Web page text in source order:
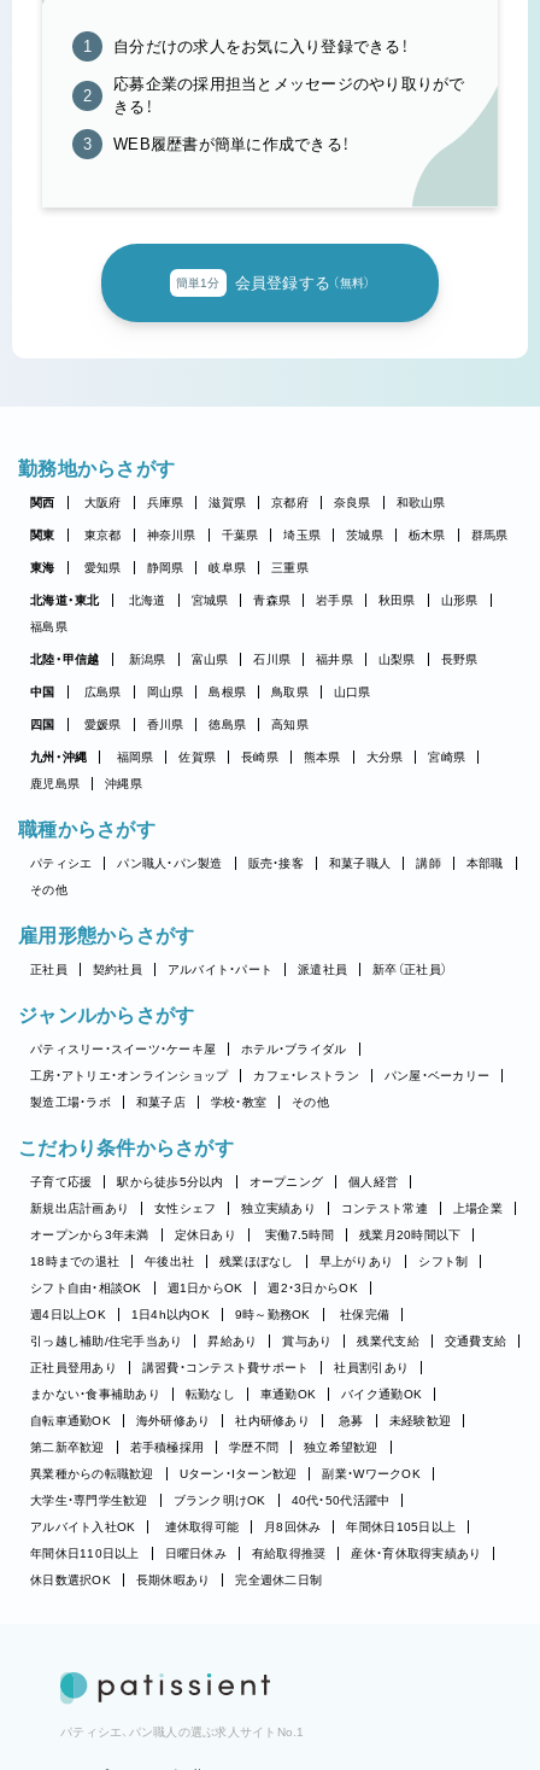
自分だけの求人をお気に入り登録できる！
応募企業の採用担当とメッセージのやり取りがで
きる！
WEB履歴書が簡単に作成できる！
簡単1分 会員登録する （無料）
勤務地からさがす
関西 大阪府 兵庫県 滋賀県 京都府 奈良県 和歌山県
関東 東京都 神奈川県 千葉県 埼玉県 茨城県 栃木県 群馬県
東海 愛知県 静岡県 岐阜県 三重県
北海道・東北 北海道 宮城県 青森県 岩手県 秋田県
山形県
福島県
北陸・甲信越 新潟県 富山県 石川県 福井県 山梨県 長野県
中国 広島県 岡山県 島根県 鳥取県 山口県
四国 愛媛県 香川県 徳島県 高知県
九州・沖縄 福岡県 佐賀県 長崎県 熊本県 大分県
宮崎県
鹿児島県
沖縄県
職種からさがす
パティシエ パン職人・パン製造 販売・接客 和菓子職人 講師
本部職
その他
雇用形態からさがす
正社員 契約社員 アルバイト・パート 派遣社員 新卒（正社員）
ジャンルからさがす
パティスリー・スイーツ・ケーキ屋
ホテル・ブライダル
工房・アトリエ・オンラインショップ
カフェ・レストラン
パン屋・ベーカリー
製造工場・ラボ
和菓子店 学校・教室 その他
こだわり条件からさがす
子育て応援 駅から徒歩5分以内 オープニング
個人経営
新規出店計画あり
女性シェフ 独立実績あり コンテスト常連
上場企業
オープンから3年未満
定休日あり 実働7.5時間
残業月20時間以下
18時までの退社
午後出社 残業ほぼなし 早上がりあり
シフト制
シフト自由・相談OK
週1日からOK
週2・3日からOK
週4日以上OK
1日4h以内OK 9時～勤務OK
社保完備
引っ越し補助/住宅手当あり
昇給あり 賞与あり 残業代支給
交通費支給
正社員登用あり
講習費・コンテスト費サポート
社員割引あり
まかない・食事補助あり
転勤なし 車通勤OK
バイク通勤OK
自転車通勤OK
海外研修あり 社内研修あり 急募
未経験歓迎
第二新卒歓迎
若手積極採用 学歴不問
独立希望歓迎
異業種からの転職歓迎
Uターン・Iターン歓迎
副業・WワークOK
大学生・専門学生歓迎
ブランク明けOK
40代・50代活躍中
アルバイト入社OK
連休取得可能 月8回休み
年間休日105日以上
年間休日110日以上
日曜日休み 有給取得推奨
産休・育休取得実績あり
休日数選択OK
長期休暇あり 完全週休二日制
パティシエ、パン職人の選ぶ求人サイトNo.1